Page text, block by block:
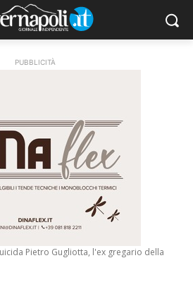
PUBBLICITÀ
Pietro Gugliotta, l'ex gregario della